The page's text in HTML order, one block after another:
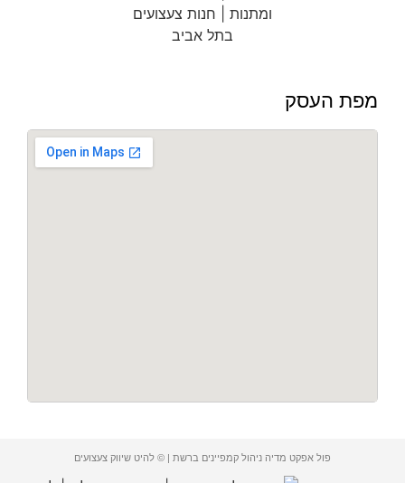
מפת העסק
פול אפקט מדיה ניהול קמפיינים ברשת | © להיט שיווק צעצועים